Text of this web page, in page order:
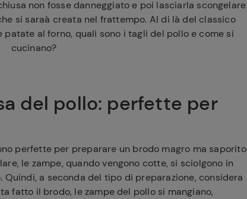
non fosse danneggiato e poi lasciarla scongelare
si saraà creata nel frattempo. Al di là del classico
al forno, quali sono i tagli del pollo e come si
cucinano?
del pollo: perfette per
perfette per preparare un brodo magro ma saporito
le zampe, quando vengono cotte, si sciolgono in
a seconda del tipo di preparazione, considera
fatto il brodo, le zampe del pollo si mangiano,